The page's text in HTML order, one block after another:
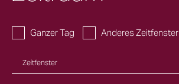
Ganzer Tag Anderes Zeitfenster
Zeitfenster